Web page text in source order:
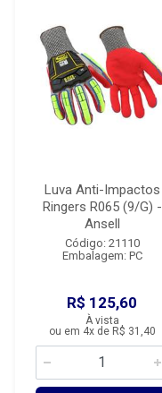
Luva Anti-Impactos
Ringers R065 (9/G) -
Ansell
Código: 21110
Embalagem: PC
R$ 125,60
À vista
ou em 4x de R$ 31,40